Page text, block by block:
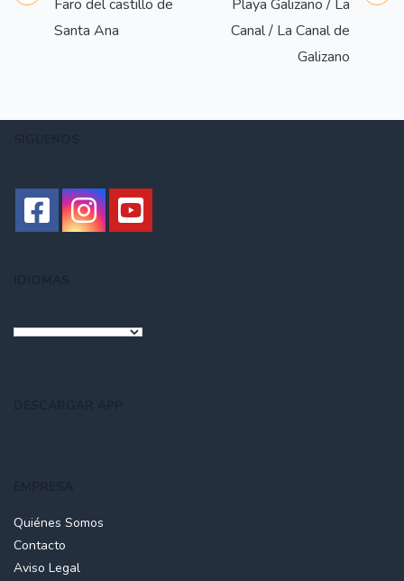
Faro del castillo de
Santa Ana
Playa Galizano / La
Canal / La Canal de
Galizano
Quiénes Somos
Contacto
Aviso Legal